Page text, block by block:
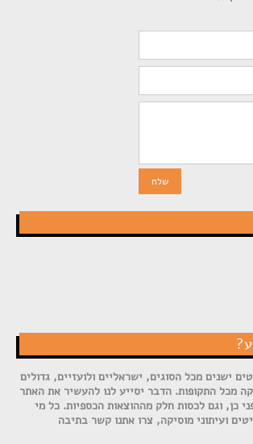
ישנים מכל הסוגים, ישראליים ולועזיים, גדולים
מכל התקופות. הדבר יסייע לנו להעשיר את האתר
כן, וגם לכסות חלק מההוצאות הכספיות. כל מי
ועיתוני מוסיקה, צרו אתנו קשר בתיבה